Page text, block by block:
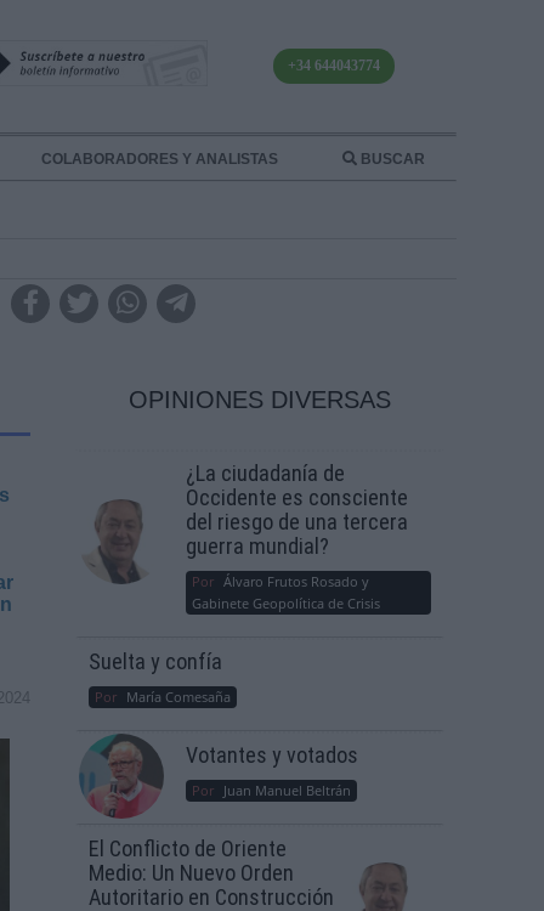
+34 644043774
COLABORADORES Y ANALISTAS BUSCAR
OPINIONES DIVERSAS
¿La ciudadanía de
Occidente es consciente
del riesgo de una tercera
guerra mundial?
Por Álvaro Frutos Rosado y
Gabinete Geopolítica de Crisis
Suelta y confía
Por María Comesaña
Votantes y votados
Por Juan Manuel Beltrán
El Conflicto de Oriente
Medio: Un Nuevo Orden
Autoritario en Construcción